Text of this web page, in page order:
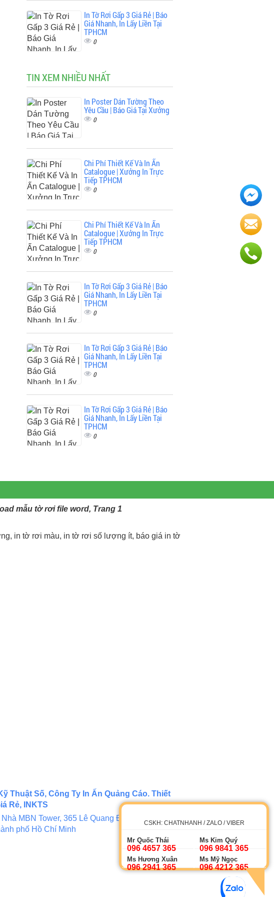
In Tờ Rơi Gấp 3 Giá Rẻ | Báo
Giá Nhanh, In Lấy Liền Tại
TPHCM
0
TIN XEM NHIỀU NHẤT
In Poster Dán Tường Theo
Yêu Cầu | Báo Giá Tại Xưởng
0
Chi Phí Thiết Kế Và In Ấn
Catalogue | Xưởng In Trực
Tiếp TPHCM
0
Chi Phí Thiết Kế Và In Ấn
Catalogue | Xưởng In Trực
Tiếp TPHCM
0
In Tờ Rơi Gấp 3 Giá Rẻ | Báo
Giá Nhanh, In Lấy Liền Tại
TPHCM
0
In Tờ Rơi Gấp 3 Giá Rẻ | Báo
Giá Nhanh, In Lấy Liền Tại
TPHCM
0
In Tờ Rơi Gấp 3 Giá Rẻ | Báo
Giá Nhanh, In Lấy Liền Tại
TPHCM
0
mẫu tờ rơi file word, Trang 1
in tờ rơi màu, in tờ rơi số lượng ít, báo giá in tờ
Thuật Số, Công Ty In Ấn Quảng Cáo. Thiết
Rẻ, INKTS
Nhà MBN Tower, 365 Lê Quang Định, Phường 5,
phố Hồ Chí Minh
CSKH: CHATNHANH / ZALO / VIBER
Mr Quốc Thái
096 4657 365
Ms Kim Quý
096 9841 365
Ms Hương Xuân
096 2941 365
Ms Mỹ Ngọc
096 4212 365